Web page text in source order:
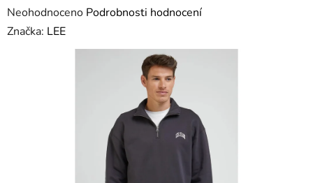
Průměrné
hodnocení
Neohodnoceno Podrobnosti hodnocení
Značka: LEE